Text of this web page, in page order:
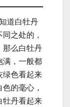
道白牡丹
之处的，
那么白牡丹
满，一般都
绿色看起来
的毫心，
牡丹看起来